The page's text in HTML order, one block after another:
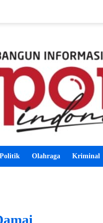
Politik Olahraga Kriminal